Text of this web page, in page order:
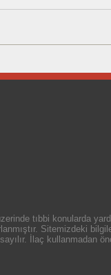
tıbbi konularda
Sitemizdeki
İlaç kullanmadan